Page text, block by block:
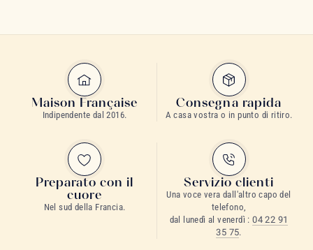
Maison Française
Indipendente dal 2016.
Consegna rapida
A casa vostra o in punto di ritiro.
Preparato con il
cuore
Nel sud della Francia.
Servizio clienti
Una voce vera dall'altro capo del
telefono,
dal lunedì al venerdì :04 22 91
35 75.